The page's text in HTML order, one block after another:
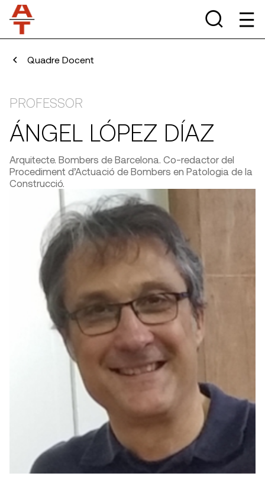
Quadre Docent
PROFESSOR
ÁNGEL LÓPEZ DÍAZ
Arquitecte. Bombers de Barcelona. Co-redactor del
Procediment d’Actuació de Bombers en Patologia de la
Construcció.